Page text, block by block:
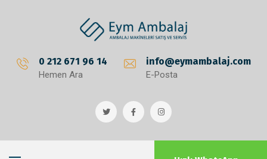
0 212 671 96 14
Hemen Ara
info@eymambalaj.com
E-Posta